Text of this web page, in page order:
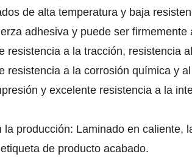
de alta temperatura y baja
adhesiva y puede ser
resistencia a la tracción, resistencia
resistencia a la corrosión química y
y excelente resistencia a la
la producción: Laminado en caliente,
de producto acabado.